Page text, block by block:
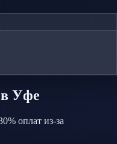
в Уфе
оплат из-за